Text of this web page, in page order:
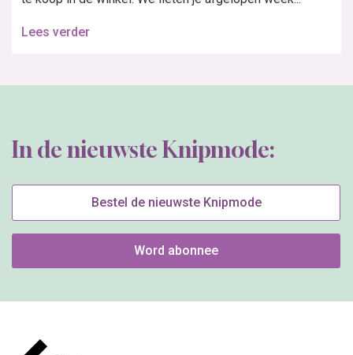
Lees verder
In de nieuwste Knipmode:
Bestel de nieuwste Knipmode
Word abonnee